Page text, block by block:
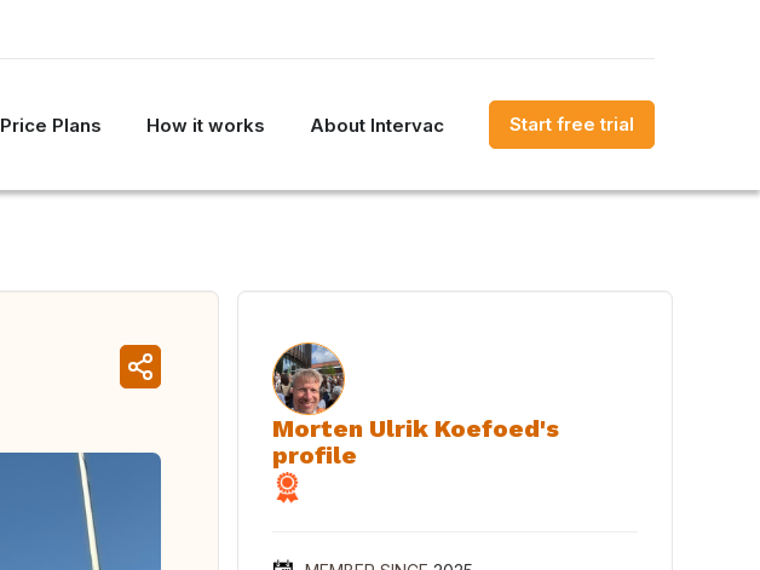
Price Plans How it works About Intervac Start free trial
Morten Ulrik Koefoed's
profile